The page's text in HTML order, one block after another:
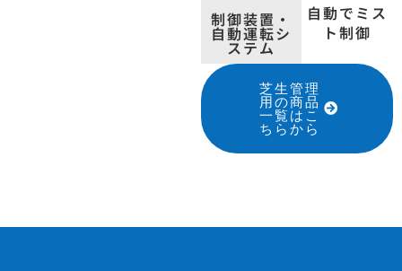
制御装置・
自動運転シ
ステム
自動でミス
ト制御
芝生管理
用の商品
一覧はこ
ちらから